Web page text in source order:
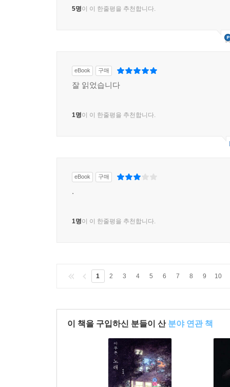
5명이 이 한줄평을 추천합니다.
eBook 구매
잘 읽었습니다
1명이 이 한줄평을 추천합니다.
eBook 구매
.
1명이 이 한줄평을 추천합니다.
1 2 3 4 5 6 7 8 9 10
이 책을 구입하신 분들이 산 분야 연관 책